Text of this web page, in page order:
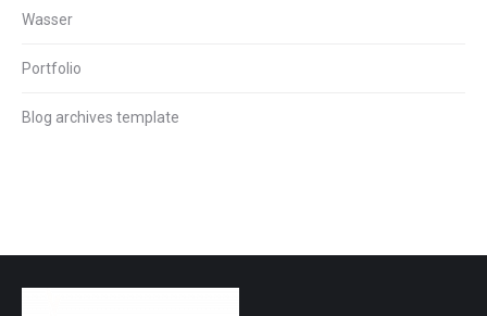
Wasser
Portfolio
Blog archives template